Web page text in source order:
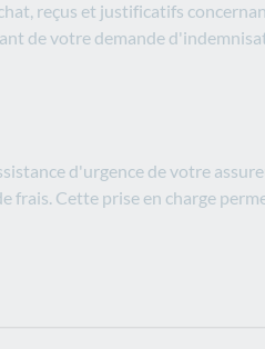
reçus et justificatifs
de votre demande
d'urgence de votre
frais. Cette prise en charge